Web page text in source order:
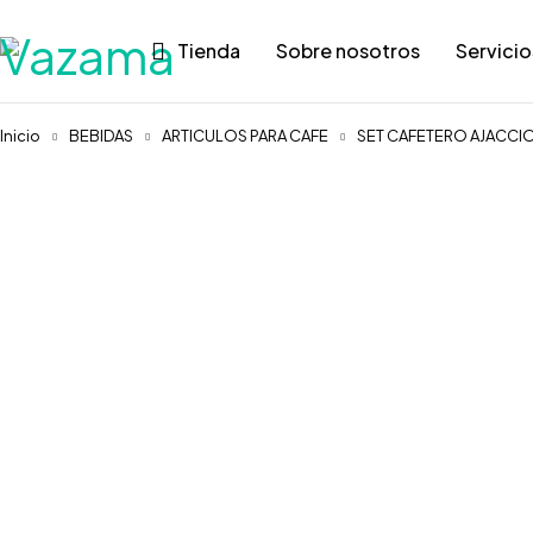
Tienda Sobre nosotros
Inicio BEBIDAS ARTICULOS PARA CAFE SET CAFETERO